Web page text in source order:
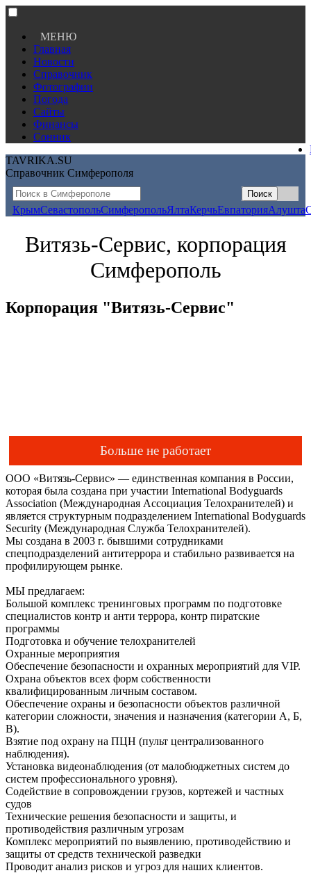
МЕНЮ
Главная
Новости
Справочник
Фотографии
Погода
Сайты
Финансы
Сонник
TAVRIKA.SU
Справочник Симферополя
КрымСевастопольСимферопольЯлтаКерчьЕвпаторияАлушта
Витязь-Сервис, корпорация
Симферополь
Корпорация "Витязь-Сервис"
Больше не работает
ООО «Витязь-Сервис» — единственная компания в России,
которая была создана при участии International Bodyguards
Association (Международная Ассоциация Телохранителей) и
является структурным подразделением International Bodyguards
Security (Международная Служба Телохранителей).
Мы создана в 2003 г. бывшими сотрудниками
спецподразделений антитеррора и стабильно развивается на
профилирующем рынке.
МЫ предлагаем:
Большой комплекс тренинговых программ по подготовке
специалистов контр и анти террора, контр пиратские
программы
Подготовка и обучение телохранителей
Охранные мероприятия
Обеспечение безопасности и охранных мероприятий для VIP.
Охрана объектов всех форм собственности
квалифицированным личным составом.
Обеспечение охраны и безопасности объектов различной
категории сложности, значения и назначения (категории А, Б,
В).
Взятие под охрану на ПЦН (пульт централизованного
наблюдения).
Установка видеонаблюдения (от малобюджетных систем до
систем профессионального уровня).
Содействие в сопровождении грузов, кортежей и частных
судов
Технические решения безопасности и защиты, и
противодействия различным угрозам
Комплекс мероприятий по выявлению, противодействию и
защиты от средств технической разведки
Проводит анализ рисков и угроз для наших клиентов.